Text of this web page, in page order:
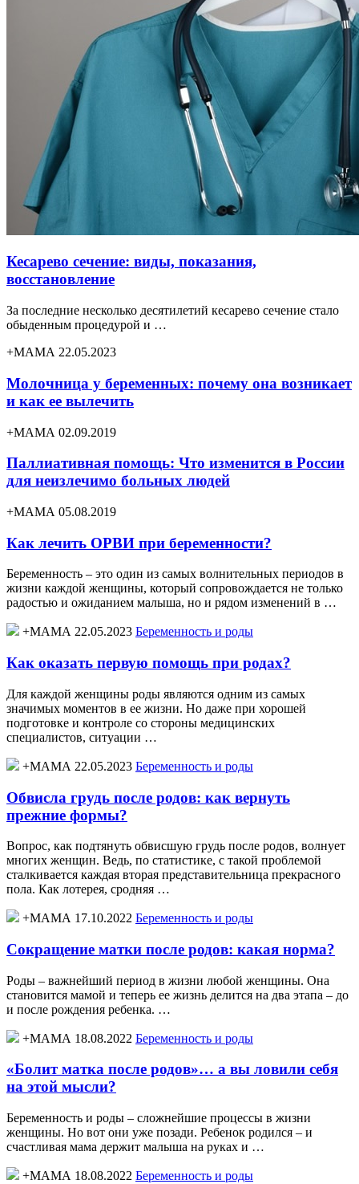
Кесарево сечение: виды, показания,
восстановление
За последние несколько десятилетий кесарево сечение стало
обыденным процедурой и …
+МАМА 22.05.2023
Молочница у беременных: почему она возникает
и как ее вылечить
+МАМА 02.09.2019
Паллиативная помощь: Что изменится в России
для неизлечимо больных людей
+МАМА 05.08.2019
Как лечить ОРВИ при беременности?
Беременность – это один из самых волнительных периодов в
жизни каждой женщины, который сопровождается не только
радостью и ожиданием малыша, но и рядом изменений в …
+МАМА 22.05.2023 Беременность и роды
Как оказать первую помощь при родах?
Для каждой женщины роды являются одним из самых
значимых моментов в ее жизни. Но даже при хорошей
подготовке и контроле со стороны медицинских
специалистов, ситуации …
+МАМА 22.05.2023 Беременность и роды
Обвисла грудь после родов: как вернуть
прежние формы?
Вопрос, как подтянуть обвисшую грудь после родов, волнует
многих женщин. Ведь, по статистике, с такой проблемой
сталкивается каждая вторая представительница прекрасного
пола. Как лотерея, сродняя …
+МАМА 17.10.2022 Беременность и роды
Сокращение матки после родов: какая норма?
Роды – важнейший период в жизни любой женщины. Она
становится мамой и теперь ее жизнь делится на два этапа – до
и после рождения ребенка. …
+МАМА 18.08.2022 Беременность и роды
«Болит матка после родов»… а вы ловили себя
на этой мысли?
Беременность и роды – сложнейшие процессы в жизни
женщины. Но вот они уже позади. Ребенок родился – и
счастливая мама держит малыша на руках и …
+МАМА 18.08.2022 Беременность и роды